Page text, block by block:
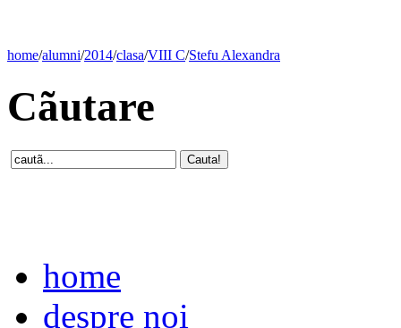
home/alumni/2014/clasa/VIII C/Stefu Alexandra
Cãutare
home
despre noi